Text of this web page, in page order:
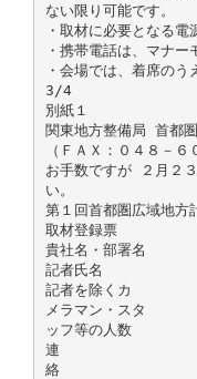
ない限り可能です。
・取材に必要となる電
・携帯電話は、マナー
・会場では、着席のう
3/4
別紙１
関東地方整備局 首都
（ＦＡＸ：０４８－６
お手数ですが ２月２
い。
第１回首都圏広域地方
取材登録票
貴社名・部署名
記者氏名
記者を除くカ
メラマン・スタ
ッフ等の人数
連
絡